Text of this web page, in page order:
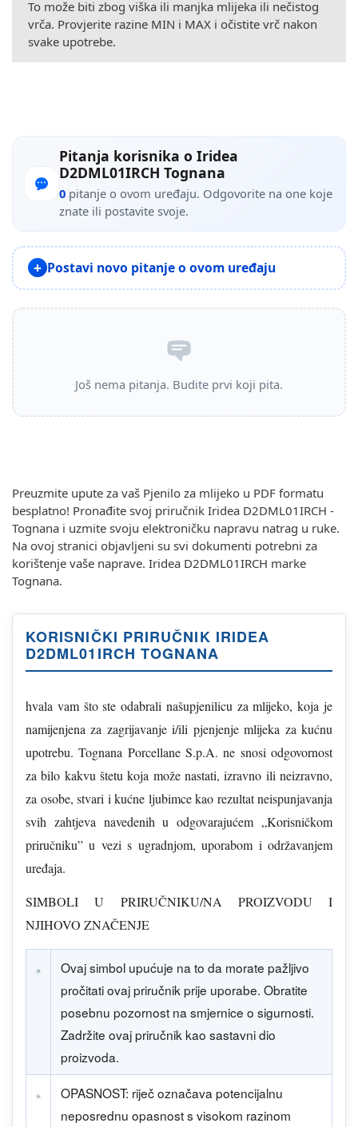
To može biti zbog viška ili manjka mlijeka ili nečistog
vrča. Provjerite razine MIN i MAX i očistite vrč nakon
svake upotrebe.
Pitanja korisnika o Iridea
D2DML01IRCH Tognana
0 pitanje o ovom uređaju. Odgovorite na one koje
znate ili postavite svoje.
Postavi novo pitanje o ovom uređaju
Još nema pitanja. Budite prvi koji pita.
Preuzmite upute za vaš Pjenilo za mlijeko u PDF formatu
besplatno! Pronađite svoj priručnik Iridea D2DML01IRCH -
Tognana i uzmite svoju elektroničku napravu natrag u ruke.
Na ovoj stranici objavljeni su svi dokumenti potrebni za
korištenje vaše naprave. Iridea D2DML01IRCH marke
Tognana.
KORISNIČKI PRIRUČNIK IRIDEA
D2DML01IRCH TOGNANA
hvala vam što ste odabrali našupjenilicu za mlijeko, koja je
namijenjena za zagrijavanje i/ili pjenjenje mlijeka za kućnu
upotrebu. Tognana Porcellane S.p.A. ne snosi odgovornost
za bilo kakvu štetu koja može nastati, izravno ili neizravno,
za osobe, stvari i kućne ljubimce kao rezultat neispunjavanja
svih zahtjeva navedenih u odgovarajućem „Korisničkom
priručniku” u vezi s ugradnjom, uporabom i održavanjem
uređaja.
SIMBOLI U PRIRUČNIKU/NA PROIZVODU I
NJIHOVO ZNAČENJE
Ovaj simbol upućuje na to da morate pažljivo
pročitati ovaj priručnik prije uporabe. Obratite
posebnu pozornost na smjernice o sigurnosti.
Zadržite ovaj priručnik kao sastavni dio
proizvoda.
OPASNOST: riječ označava potencijalnu
neposrednu opasnost s visokom razinom